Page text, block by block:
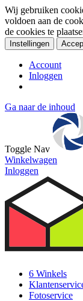
Wij gebruiken
voldoen aan de
de cookies te
Instellingen
Account
Inloggen
Ga naar de inhoud
Toggle Nav
Winkelwagen
Inloggen
6 Winkels
Fotoservice